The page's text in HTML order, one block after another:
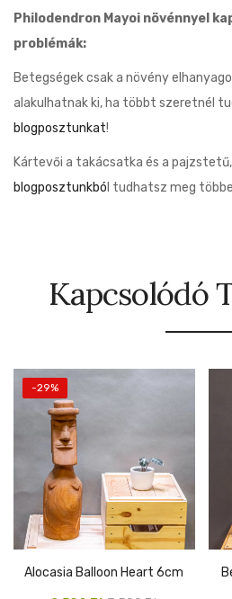
Philodendron Mayoi növénnyel
problémák:
Betegségek csak a növény
alakulhatnak ki, ha többt szeretnél
blogposztunkat!
Kártevői a takácsatka és a
blogposztunkbó l tudhatsz meg
Kapcsolódó
-29%
Alocasia Balloon Heart 6cm